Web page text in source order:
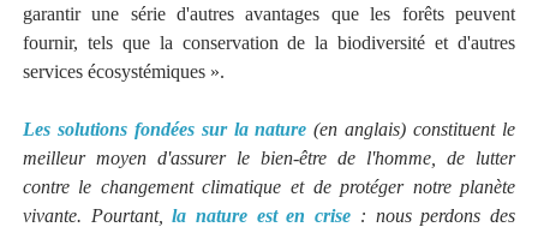
garantir une série d'autres avantages que les forêts peuvent
fournir, tels que la conservation de la biodiversité et d'autres
services écosystémiques ».
Les solutions fondées sur la nature (en anglais) constituent le
meilleur moyen d'assurer le bien-être de l'homme, de lutter
contre le changement climatique et de protéger notre planète
vivante. Pourtant,la nature est en crise : nous perdons des